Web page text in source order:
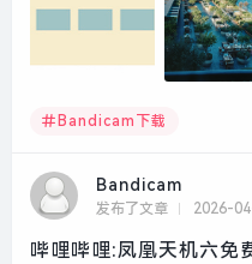
Bandicam下载
Bandicam
发布了文章 2026-
哔哩哔哩:凤凰天机六免